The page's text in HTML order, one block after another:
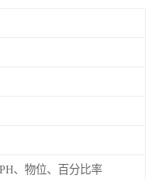
、物位、百分比率